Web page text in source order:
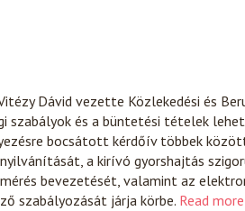
Dávid vezette Közlekedési és
szabályok és a büntetési tételek
bocsátott kérdőív többek
a kirívó gyorshajtás
bevezetését, valamint az
szabályozását járja körbe. Read